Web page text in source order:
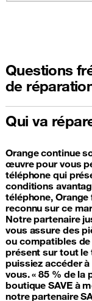
Questions
de
Qui va
Orange continue
œuvre pour vous
téléphone qui
conditions
téléphone, Orange
reconnu sur ce
Notre partenaire
vous assure des
ou compatibles de
présent sur tout le
puissiez accéder
vous. « 85 % de la
boutique SAVE à
notre partenaire